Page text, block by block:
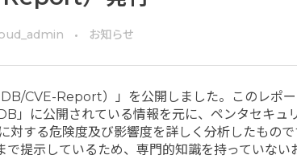
お知らせ
CVE-Report）」を公開しました。このレポ
」に公開されている情報を元に、ペンタセキュ
する危険度及び影響度を詳しく分析したもので
提示しているため、専門的知識を持っていない